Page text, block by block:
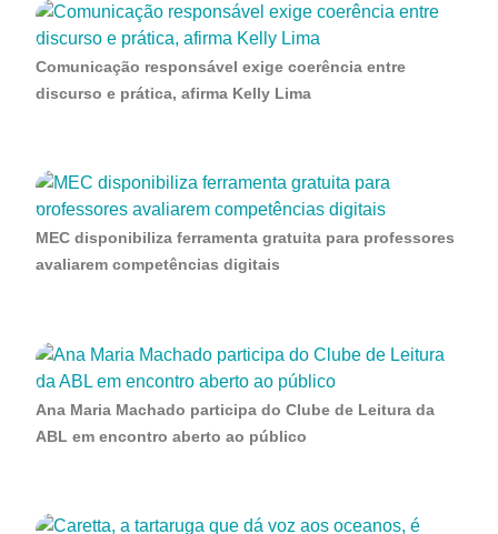
Comunicação responsável exige coerência entre
discurso e prática, afirma Kelly Lima
MEC disponibiliza ferramenta gratuita para professores
avaliarem competências digitais
Ana Maria Machado participa do Clube de Leitura da
ABL em encontro aberto ao público